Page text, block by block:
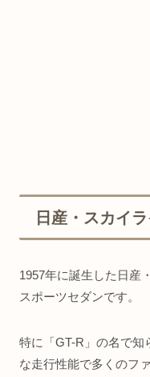
日産・スカイ
1957年に誕生した日産
スポーツセダンです。
特に「GT-R」の名で知
な走行性能で多くのフ